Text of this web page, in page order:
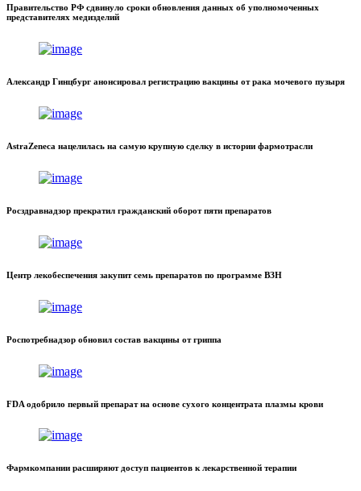
Правительство РФ сдвинуло сроки обновления данных об уполномоченных
представителях медизделий
Александр Гинцбург анонсировал регистрацию вакцины от рака мочевого пузыря
AstraZeneca нацелилась на самую крупную сделку в истории фармотрасли
Росздравнадзор прекратил гражданский оборот пяти препаратов
Центр лекобеспечения закупит семь препаратов по программе ВЗН
Роспотребнадзор обновил состав вакцины от гриппа
FDA одобрило первый препарат на основе сухого концентрата плазмы крови
Фармкомпании расширяют доступ пациентов к лекарственной терапии